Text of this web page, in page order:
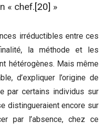
« chef.[20] »
irréductibles entre ces
la méthode et les
hétérogènes. Mais même
d’expliquer l’origine de
par certains individus sur
distingueraient encore sur
par l’absence, chez ce